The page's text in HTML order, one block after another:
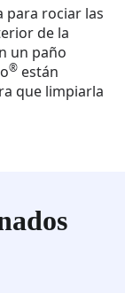
para rociar las
de la
un paño
® están
que limpiarla